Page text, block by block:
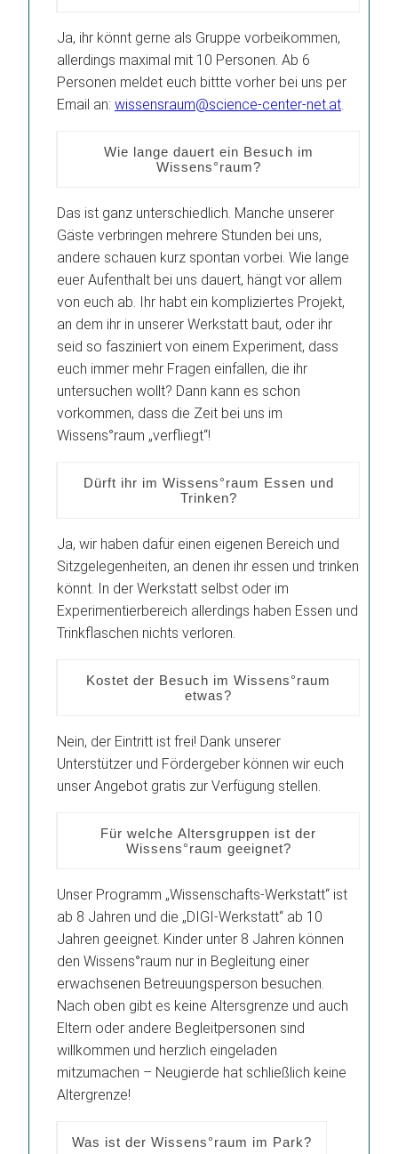
Ja, ihr könnt gerne als Gruppe vorbeikommen,
allerdings maximal mit 10 Personen. Ab 6
Personen meldet euch bittte vorher bei uns per
Email an: wissensraum@science-center-net.at.
Wie lange dauert ein Besuch im
Wissens°raum?
Das ist ganz unterschiedlich. Manche unserer
Gäste verbringen mehrere Stunden bei uns,
andere schauen kurz spontan vorbei. Wie lange
euer Aufenthalt bei uns dauert, hängt vor allem
von euch ab. Ihr habt ein kompliziertes Projekt,
an dem ihr in unserer Werkstatt baut, oder ihr
seid so fasziniert von einem Experiment, dass
euch immer mehr Fragen einfallen, die ihr
untersuchen wollt? Dann kann es schon
vorkommen, dass die Zeit bei uns im
Wissens°raum „verfliegt“!
Dürft ihr im Wissens°raum Essen und
Trinken?
Ja, wir haben dafür einen eigenen Bereich und
Sitzgelegenheiten, an denen ihr essen und trinken
könnt. In der Werkstatt selbst oder im
Experimentierbereich allerdings haben Essen und
Trinkflaschen nichts verloren.
Kostet der Besuch im Wissens°raum
etwas?
Nein, der Eintritt ist frei! Dank unserer
Unterstützer und Fördergeber können wir euch
unser Angebot gratis zur Verfügung stellen.
Für welche Altersgruppen ist der
Wissens°raum geeignet?
Unser Programm „Wissenschafts-Werkstatt“ ist
ab 8 Jahren und die „DIGI-Werkstatt“ ab 10
Jahren geeignet. Kinder unter 8 Jahren können
den Wissens°raum nur in Begleitung einer
erwachsenen Betreuungsperson besuchen.
Nach oben gibt es keine Altersgrenze und auch
Eltern oder andere Begleitpersonen sind
willkommen und herzlich eingeladen
mitzumachen – Neugierde hat schließlich keine
Altergrenze!
Was ist der Wissens°raum im Park?